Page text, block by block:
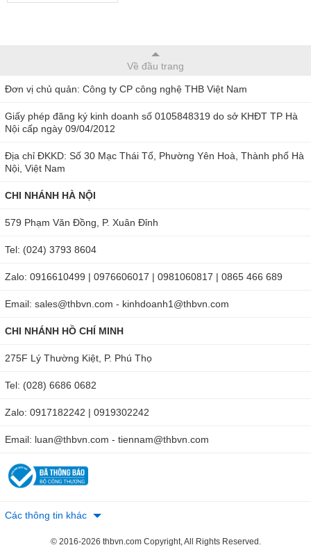
Về đầu trang
Đơn vị chủ quản: Công ty CP công nghệ THB Việt Nam
Giấy phép đăng ký kinh doanh số 0105848319 do sở KHĐT TP Hà
Nội cấp ngày 09/04/2012
Địa chỉ ĐKKD: Số 30 Mạc Thái Tổ, Phường Yên Hoà, Thành phố Hà
Nội, Việt Nam
CHI NHÁNH HÀ NỘI
579 Phạm Văn Đồng, P. Xuân Đỉnh
Tel: (024) 3793 8604
Zalo: 0916610499 | 0976606017 | 0981060817 | 0865 466 689
Email: sales@thbvn.com - kinhdoanh1@thbvn.com
CHI NHÁNH HỒ CHÍ MINH
275F Lý Thường Kiệt, P. Phú Thọ
Tel: (028) 6686 0682
Zalo: 0917182242 | 0919302242
Email: luan@thbvn.com - tiennam@thbvn.com
Các thông tin khác
© 2016-2026 thbvn.com Copyright, All Rights Reserved.